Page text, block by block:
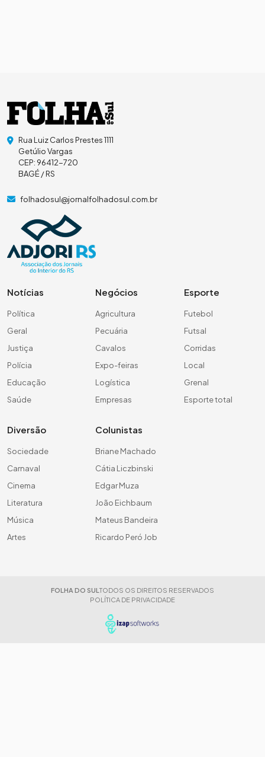
Rua Luiz Carlos Prestes 1111
Getúlio Vargas
CEP: 96412-720
BAGÉ / RS
folhadosul@jornalfolhadosul.com.br
Notícias
Política
Geral
Justiça
Polícia
Educação
Saúde
Negócios
Agricultura
Pecuária
Cavalos
Expo-feiras
Logística
Empresas
Esporte
Futebol
Futsal
Corridas
Local
Grenal
Esporte total
Diversão
Sociedade
Carnaval
Cinema
Literatura
Música
Artes
Colunistas
Briane Machado
Cátia Liczbinski
Edgar Muza
João Eichbaum
Mateus Bandeira
Ricardo Peró Job
FOLHA DO SUL TODOS OS DIREITOS RESERVADOS
POLÍTICA DE PRIVACIDADE